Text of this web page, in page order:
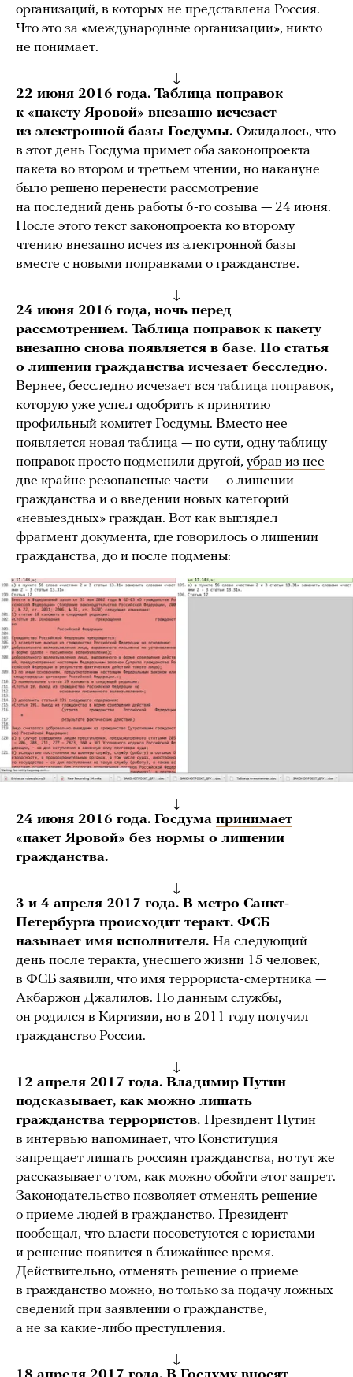
организаций, в которых не представлена Россия.
Что это за «международные организации», никто
не понимает.
↓
22 июня 2016 года. Таблица поправок
к «пакету Яровой» внезапно исчезает
из электронной базы Госдумы. Ожидалось, что
в этот день Госдума примет оба законопроекта
пакета во втором и третьем чтении, но накануне
было решено перенести рассмотрение
на последний день работы 6-го созыва — 24 июня.
После этого текст законопроекта ко второму
чтению внезапно исчез из электронной базы
вместе с новыми поправками о гражданстве.
↓
24 июня 2016 года, ночь перед
рассмотрением. Таблица поправок к пакету
внезапно снова появляется в базе. Но статья
о лишении гражданства исчезает бесследно.
Вернее, бесследно исчезает вся таблица поправок,
которую уже успел одобрить к принятию
профильный комитет Госдумы. Вместо нее
появляется новая таблица — по сути, одну таблицу
поправок просто подменили другой, убрав из нее
две крайне резонансные части — о лишении
гражданства и о введении новых категорий
«невыездных» граждан. Вот как выглядел
фрагмент документа, где говорилось о лишении
гражданства, до и после подмены:
↓
24 июня 2016 года. Госдума принимает
«пакет Яровой» без нормы о лишении
гражданства.
↓
3 и 4 апреля 2017 года. В метро Санкт-
Петербурга происходит теракт. ФСБ
называет имя исполнителя. На следующий
день после теракта, унесшего жизни 15 человек,
в ФСБ заявили, что имя террориста-смертника —
Акбаржон Джалилов. По данным службы,
он родился в Киргизии, но в 2011 году получил
гражданство России.
↓
12 апреля 2017 года. Владимир Путин
подсказывает, как можно лишать
гражданства террористов. Президент Путин
в интервью напоминает, что Конституция
запрещает лишать россиян гражданства, но тут же
рассказывает о том, как можно обойти этот запрет.
Законодательство позволяет отменять решение
о приеме людей в гражданство. Президент
пообещал, что власти посоветуются с юристами
и решение появится в ближайшее время.
Действительно, отменять решение о приеме
в гражданство можно, но только за подачу ложных
сведений при заявлении о гражданстве,
а не за какие-либо преступления.
↓